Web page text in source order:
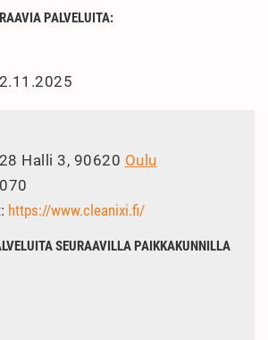
PALVELUITA:
Halli 3, 90620 Oulu
https://www.cleanixi.fi/
SEURAAVILLA PAIKKAKUNNILLA